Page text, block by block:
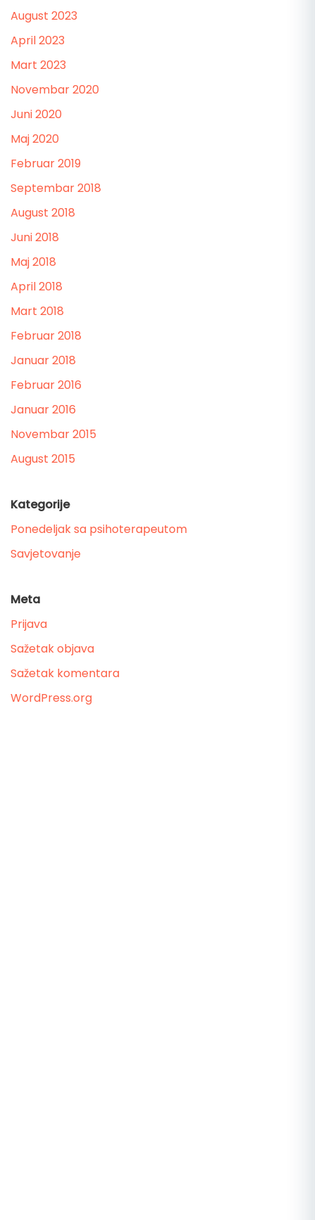
August 2023
April 2023
Mart 2023
Novembar 2020
Juni 2020
Maj 2020
Februar 2019
Septembar 2018
August 2018
Juni 2018
Maj 2018
April 2018
Mart 2018
Februar 2018
Januar 2018
Februar 2016
Januar 2016
Novembar 2015
August 2015
Kategorije
Ponedeljak sa psihoterapeutom
Savjetovanje
Meta
Prijava
Sažetak objava
Sažetak komentara
WordPress.org